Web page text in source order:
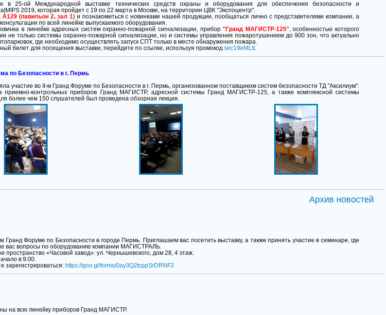
в 25-ой Международной выставке технических средств охраны и оборудования для обеспечения безопасности и
2019, которая пройдет с 19 по 22 марта в Москве, на территории ЦВК "Экспоцентр".
A129 (павильон 2, зал 1)и познакомиться с новинками нашей продукции, пообщаться лично с представителями компании, а
по всей линейке выпускаемого оборудования.
в линейке адресных систем охранно-пожарной сигнализации, прибор"Гранд МАГИСТР-125", особенностью которого
не только системы охранно-пожарной сигнализации, но и системы управления пожаротушением до 900 зон, что актуально
где необходимо осуществлять запуск СПТ только в месте обнаружения пожара.
билет для посещения выставки, перейдите по ссылке, используя промокод sec19eMLIL
по Безопасности в г. Пермь
участие во II-м Гранд Форуме по Безопасности в г. Пермь, организованном поставщиком систем безопасности ТД "Аксилиум".
приемно-контрольных приборов Гранд МАГИСТР, адресной системы Гранд МАГИСТР-125, а также комплексной системы
более чем 150 слушателей был проведена обзорная лекция.
Архив новостей
Гранд Форуме по Безопасности в городе Пермь. Приглашаем вас посетить выставку, а также принять участие в семинаре, где
вас вопросы по оборудованию компании МАГИСТРАЛЬ.
пространство «Часовой завод»: ул. Чернышевского, дом 28, 4 этаж.
в 9:00.
зарегистрироваться: https://goo.gl/forms/0ay3Q2tcppSrDRNF2
на всю линейку приборов Гранд МАГИСТР.